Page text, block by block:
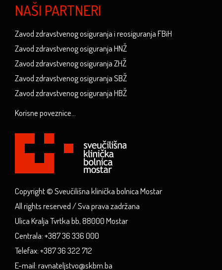
NAŠI PARTNERI
Zavod zdravstvenog osiguranja i reosiguranja FBiH
Zavod zdravstvenog osiguranja HNŽ
Zavod zdravstvenog osiguranja ZHŽ
Zavod zdravstvenog osiguranja SBŽ
Zavod zdravstvenog osiguranja HBŽ
Korisne poveznice...
Copyright © Sveučilišna klinička bolnica Mostar
All rights reserved / Sva prava zadržana
Ulica Kralja Tvrtka bb, 88000 Mostar
Centrala: +387 36 336 000
Telefax: +387 36 322 712
E-mail: ravnateljstvo@skbm.ba